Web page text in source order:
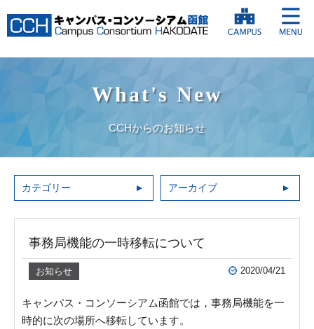
What's New
CCHからのお知らせ
カテゴリー アーカイブ
事務局機能の一時移転について
お知らせ 2020/04/21
キャンパス・コンソーシアム函館では，事務局機能を一
時的に次の場所へ移転しています。